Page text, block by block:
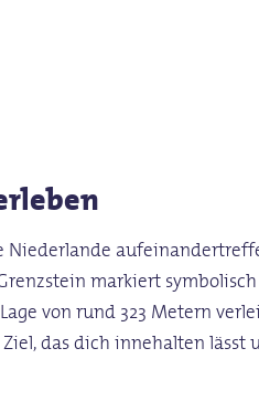
markiert
von rund 323 Metern
das dich innehalten